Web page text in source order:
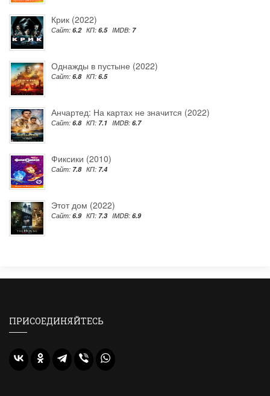
Крик (2022)
Сайт: 6.2 КП: 6.5 IMDB: 7
Однажды в пустыне (2022)
Сайт: 6.8 КП: 6.5
Анчартед: На картах не значится (2022)
Сайт: 6.8 КП: 7.1 IMDB: 6.7
Фиксики (2010)
Сайт: 7.8 КП: 7.4
Этот дом (2022)
Сайт: 6.9 КП: 7.3 IMDB: 6.9
ПРИСОЕДИНЯЙТЕСЬ